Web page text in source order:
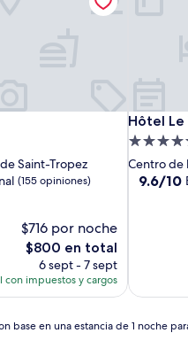
Saint-Tropez
(155 opiniones)
$716 por noche
El
precio
actual
es
$800
$800 en total
6 sept - 7 sept
con impuestos y cargos
Hôtel Le
Hôtel Le
de
5.0
Centro de
9.6
9.6/10
base en una estancia de 1 noche